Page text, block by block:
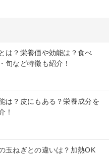
は？栄養価や効能は？食べ
旬など特徴も紹介！
は？皮にもある？栄養成分を
！
玉ねぎとの違いは？加熱OK